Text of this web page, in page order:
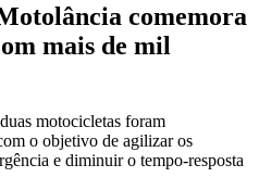
comemora
mais de mil
motocicletas foram
o objetivo de agilizar os
e diminuir o tempo-resposta